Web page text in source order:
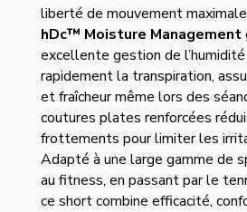
liberté de mouvement
hDc™ Moisture Management
excellente gestion de
rapidement la transpiration,
et fraîcheur même lors des
coutures plates renforcées
frottements pour limiter les
Adapté à une large gamme de
au fitness, en passant par le
ce short combine efficacité,